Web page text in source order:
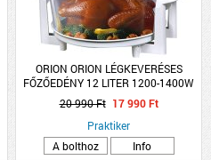
ORION ORION LÉGKEVERÉSES
FŐZŐEDÉNY 12 LITER 1200-1400W
20 990 Ft 17 990 Ft
Praktiker
A bolthoz
Info